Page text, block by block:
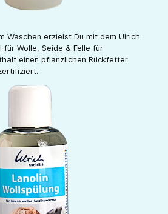
Waschen erzielst Du mit dem Ulrich
Wolle, Seide & Felle für
einen pflanzlichen Rückfetter